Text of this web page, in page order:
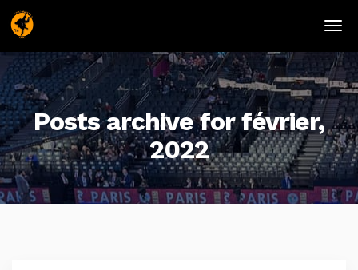
Posts archive for février,
2022